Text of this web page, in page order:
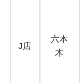
J店
六本
木